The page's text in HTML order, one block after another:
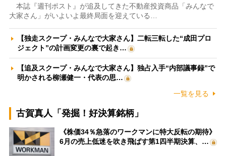
本誌『週刊ポスト』が追及してきた不動産投資商品「みんなで
大家さん」がいよいよ最終局面を迎えている…
【独走スクープ・みんなで大家さん】二転三転した“成田プロ
ジェクト”の計画変更の裏で起き…
【追及スクープ・みんなで大家さん】独占入手“内部議事録”で
明かされる柳瀬健一・代表の思…
一覧を見る
古賀真人「発掘！好決算銘柄」
《株価34％急落のワークマンに特大反転の期待》
6月の売上低迷を吹き飛ばす第1四半期決算、…